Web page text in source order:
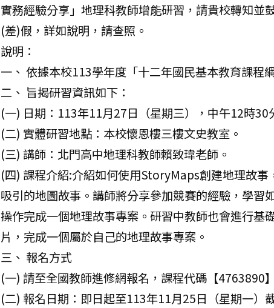
實務經驗分享」地理科教師增能研習，請貴校轉知並
(差)假，詳如說明，請查照。
說明：
一、 依據本校113學年度「十二年國民基本教育課程
二、 旨揭研習資訊如下：
(一) 日期：113年11月27日（星期三），中午12時30
(二) 實體研習地點：本校懷恩樓三樓文史教室。
(三) 講師：北門高中地理科教師賴致瑋老師。
(四) 課程介紹:介紹如何使用StoryMaps創建地理故
吸引的地圖故事。講師將分享參加競賽的經驗，學
操作完成一個地理故事專案。研習中教師也會進行基
片，完成一個屬於自己的地理故事專案。
三、 報名方式
(一) 請至全國教師進修網報名，課程代碼【4763890
(二) 報名日期：即日起至113年11月25日（星期一）